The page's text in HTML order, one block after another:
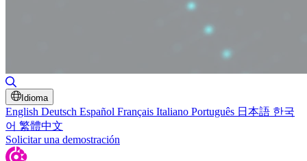
Idioma
English Deutsch Español Français Italiano Português 日本語 한국
어 繁體中文
Solicitar una demostración